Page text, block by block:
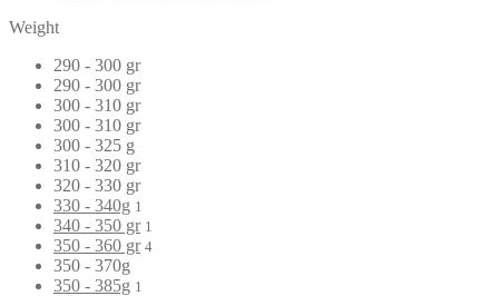
Weight
290 - 300 gr
290 - 300 gr
300 - 310 gr
300 - 310 gr
300 - 325 g
310 - 320 gr
320 - 330 gr
330 - 340g 1
340 - 350 gr 1
350 - 360 gr 4
350 - 370g
350 - 385g 1